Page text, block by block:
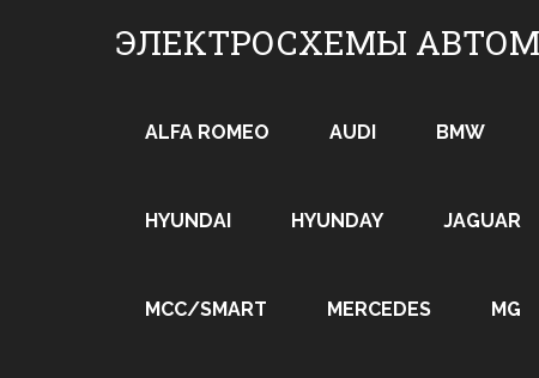
ЭЛЕКТРОСХЕМЫ
ALFA ROMEO AUDI BMW
HYUNDAI HYUNDAY JAGUAR
MCC/SMART MERCEDES MG